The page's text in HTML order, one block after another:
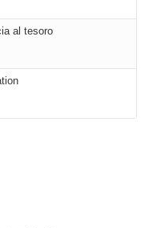
al tesoro